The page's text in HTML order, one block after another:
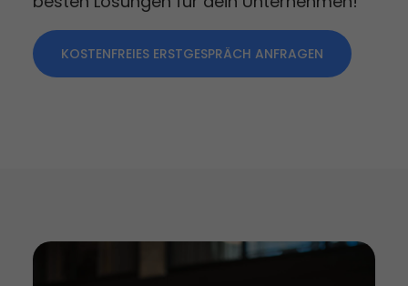
KOSTENFREIES ERSTGESPRÄCH ANFRAGEN